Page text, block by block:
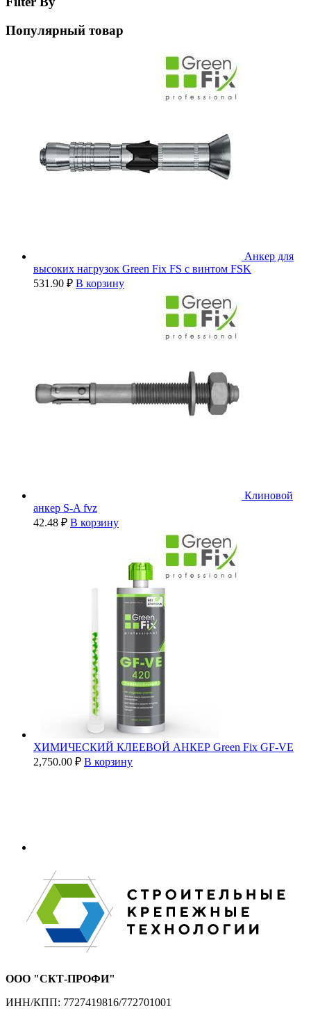
Популярный товар
Анкер для
высоких нагрузок Green Fix FS с винтом FSK
531.90 ₽ В корзину
Клиновой
анкер S-A fvz
42.48 ₽ В корзину
ХИМИЧЕСКИЙ КЛЕЕВОЙ АНКЕР Green Fix GF-VE
2,750.00 ₽ В корзину
ООО "СКТ-ПРОФИ"
ИНН/КПП: 7727419816/772701001